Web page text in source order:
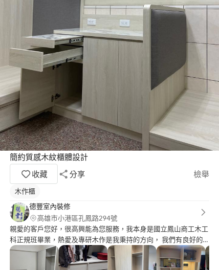
簡約質感木紋櫃體設計
收藏
分享 檢舉
木作櫃
德豐室內裝修
高雄市小港區孔鳳路294號
親愛的客戶您好，很高興能為您服務，我本身是國立鳳山商工木工
科正規班畢業，熱愛及專研木作是我秉持的方向， 我們有良好的
工班，能為您效力，按步就班的施做，絕不偷工減料。 希望有機
會能到您那邊了解您的需求，免費估價仗量，給您實惠的價格。